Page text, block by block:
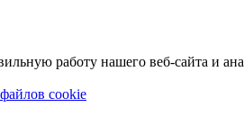
работу нашего веб-сайта и
cookie